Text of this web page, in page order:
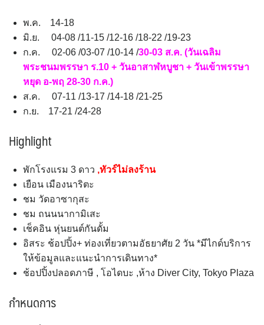
พ.ค. 14-18
มิ.ย. 04-08 /11-15 /12-16 /18-22 /19-23
ก.ค. 02-06 /03-07 /10-14 /30-03 ส.ค. (วันเฉลิม
พระชนมพรรษา ร.10 + วันอาสาฬหบูชา + วันเข้าพรรษา
หยุด อ-พฤ 28-30 ก.ค.)
ส.ค. 07-11 /13-17 /14-18 /21-25
ก.ย. 17-21 /24-28
Highlight
พักโรงแรม 3 ดาว ,ทัวร์ไม่ลงร้าน
เยือน เมืองนาริตะ
ชม วัดอาซากุสะ
ชม ถนนนากามิเสะ
เช็คอิน หุ่นยนต์กันดั้ม
อิสระ ช้อปปิ้ง+ ท่องเที่ยวตามอัธยาศัย 2 วัน *มีไกด์บริการ
ให้ข้อมูลและแนะนำการเดินทาง*
ช้อปปิ้งปลอดภาษี , โอไดบะ ,ห้าง Diver City, Tokyo Plaza
กำหนดการ